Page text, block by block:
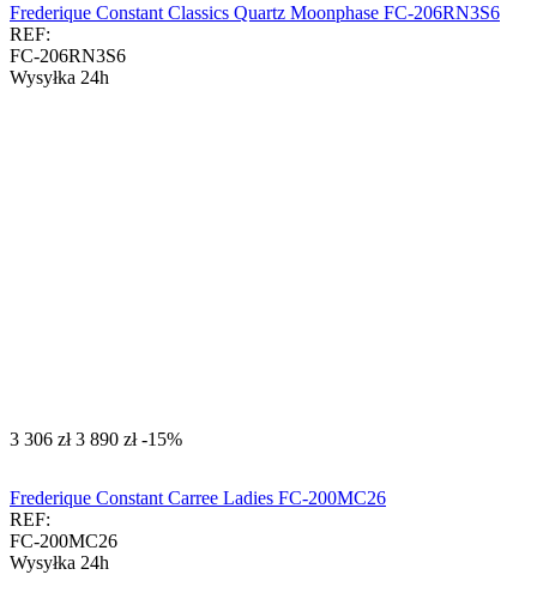
Frederique Constant Classics Quartz Moonphase FC-206RN3S6
REF:
FC-206RN3S6
Wysyłka 24h
‍3 306‍ zł ‍3 890‍ zł -15%
Frederique Constant Carree Ladies FC-200MC26
REF:
FC-200MC26
Wysyłka 24h